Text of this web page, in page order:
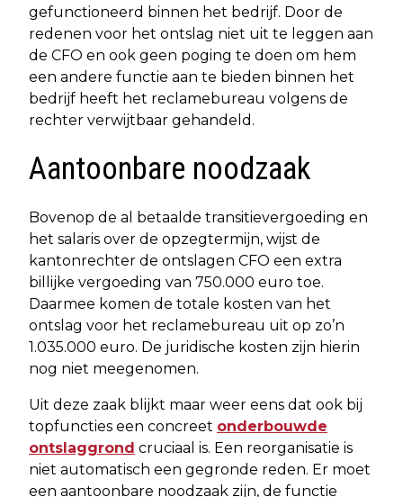
gefunctioneerd binnen het bedrijf. Door de
redenen voor het ontslag niet uit te leggen aan
de CFO en ook geen poging te doen om hem
een andere functie aan te bieden binnen het
bedrijf heeft het reclamebureau volgens de
rechter verwijtbaar gehandeld.
Aantoonbare noodzaak
Bovenop de al betaalde transitievergoeding en
het salaris over de opzegtermijn, wijst de
kantonrechter de ontslagen CFO een extra
billijke vergoeding van 750.000 euro toe.
Daarmee komen de totale kosten van het
ontslag voor het reclamebureau uit op zo’n
1.035.000 euro. De juridische kosten zijn hierin
nog niet meegenomen.
Uit deze zaak blijkt maar weer eens dat ook bij
topfuncties een concreet onderbouwde
ontslaggrond cruciaal is. Een reorganisatie is
niet automatisch een gegronde reden. Er moet
een aantoonbare noodzaak zijn, de functie